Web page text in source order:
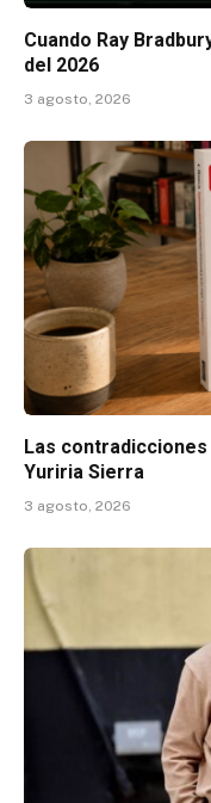
Cuando Ray
del 2026
3 agosto, 2026
Las contradicciones
Yuriria Sierra
3 agosto, 2026